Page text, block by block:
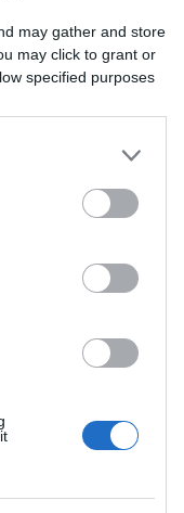
may gather and store
may click to grant or
specified purposes
Cómo los
están
mercado